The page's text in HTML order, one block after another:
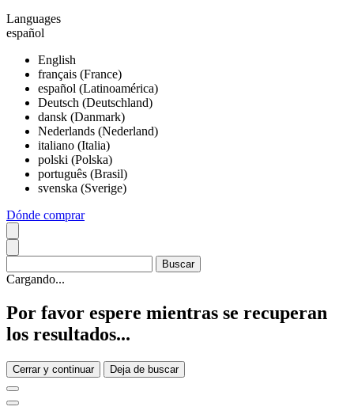
Languages
español
English
français (France)
español (Latinoamérica)
Deutsch (Deutschland)
dansk (Danmark)
Nederlands (Nederland)
italiano (Italia)
polski (Polska)
português (Brasil)
svenska (Sverige)
Dónde comprar
Cargando...
Por favor espere mientras se recuperan
los resultados...
Cerrar y continuar Deja de buscar